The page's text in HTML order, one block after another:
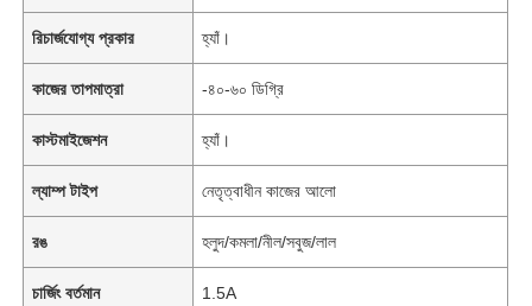
রিচার্জযোগ্য প্রকার হ্যাঁ।
কাজের তাপমাত্রা -৪০-৬০ ডিগ্রি
কাস্টমাইজেশন হ্যাঁ।
ল্যাম্প টাইপ নেতৃত্বাধীন কাজের আলো
রঙ হলুদ/কমলা/নীল/সবুজ/লাল
চার্জিং বর্তমান 1.5A